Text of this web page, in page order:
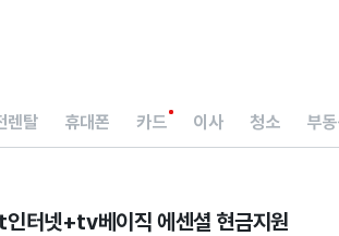
렌탈 휴대폰 카드 이사 청소 부
터넷+tv베이직 에센셜 현금지원